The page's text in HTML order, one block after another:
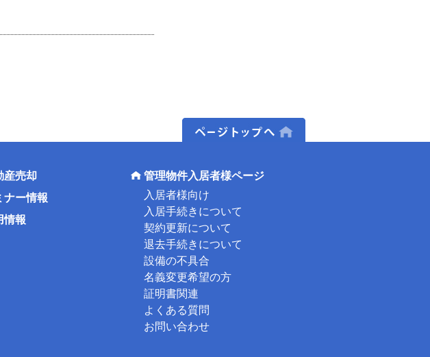
産売却
ナー情報
情報
管理物件入居者様ページ
入居者様向け
入居手続きについて
契約更新について
退去手続きについて
設備の不具合
名義変更希望の方
証明書関連
よくある質問
お問い合わせ